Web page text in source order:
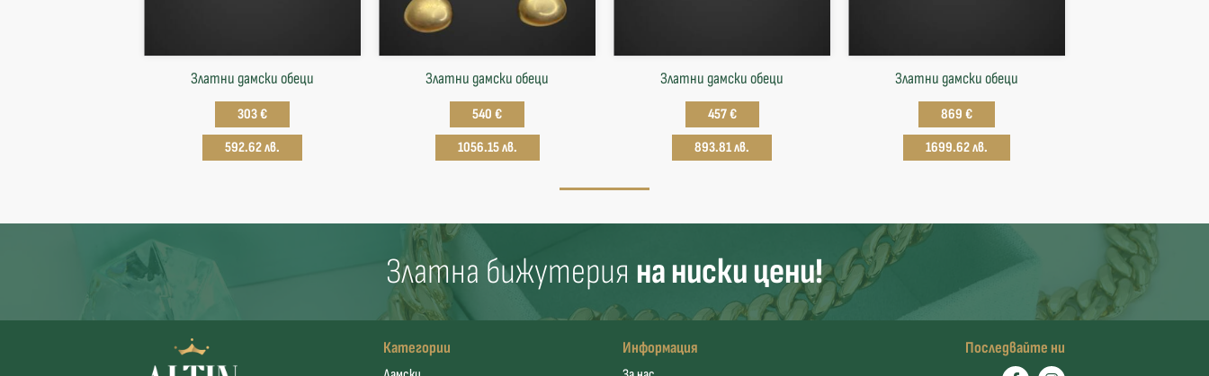
Златни дамски обеци
303 €
592.62 лв.
Златни дамски обеци
540 €
1056.15 лв.
Златни дамски обеци
457 €
893.81 лв.
Златни дамски обеци
869 €
1699.62 лв.
Златна бижутерия на ниски цени!
Категории Информация Последвайте ни